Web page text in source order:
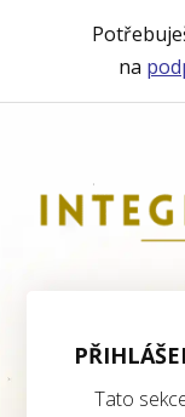
na
Tato